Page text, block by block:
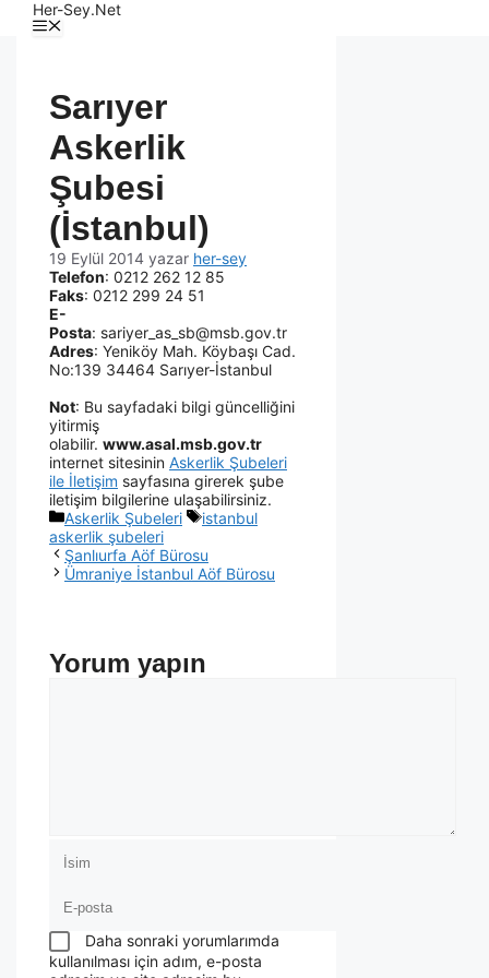
Her-Sey.Net
Sarıyer
Askerlik
Şubesi
(İstanbul)
19 Eylül 2014 yazar her-sey
Telefon: 0212 262 12 85
Faks: 0212 299 24 51
E-
Posta: sariyer_as_sb@msb.gov.tr
Adres: Yeniköy Mah. Köybaşı Cad.
No:139 34464 Sarıyer-İstanbul
Not: Bu sayfadaki bilgi güncelliğini
yitirmiş
olabilir. www.asal.msb.gov.tr
internet sitesinin Askerlik Şubeleri
ile İletişim sayfasına girerek şube
iletişim bilgilerine ulaşabilirsiniz.
Askerlik Şubeleri
istanbul
askerlik şubeleri
Şanlıurfa Aöf Bürosu
Ümraniye İstanbul Aöf Bürosu
Yorum yapın
Daha sonraki yorumlarımda
kullanılması için adım, e-posta